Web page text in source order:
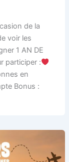
de la
voir les
1 AN DE
participer :
en
Bonus :